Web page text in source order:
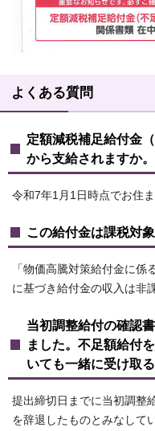
よくある質問
定額減税補足給付金
から支給されますか。
令和7年1月1日時点でお住
この給付金は課税対
「物価高騰対策給付金に係
に基づき給付金の収入は非
当初調整給付の確認
ました。不足額給付
いても一緒に受け取
提出締切日までに当初調整
を辞退したものとみなして